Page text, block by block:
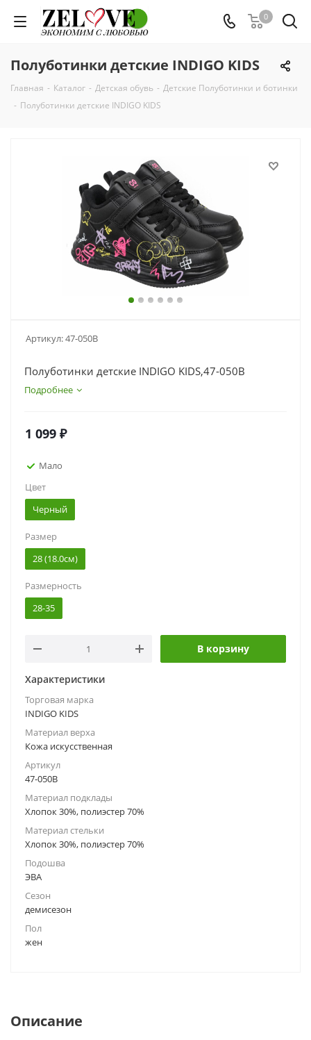
0
Полуботинки детские INDIGO KIDS
Главная - Каталог - Детская обувь - Детские Полуботинки и ботинки
- Полуботинки детские INDIGO KIDS
Артикул:47-050B
Полуботинки детские INDIGO KIDS,47-050B
Подробнее
1 099 ₽
Мало
Цвет
Черный
Размер
28 (18.0см)
Размерность
28-35
В корзину
Характеристики
Торговая марка
INDIGO KIDS
Материал верха
Кожа искусственная
Артикул
47-050B
Материал подклады
Хлопок 30%, полиэстер 70%
Материал стельки
Хлопок 30%, полиэстер 70%
Подошва
ЭВА
Сезон
демисезон
Пол
жен
Описание